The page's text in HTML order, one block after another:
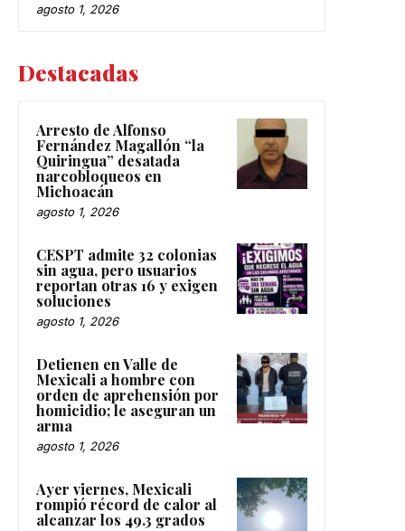
agosto 1, 2026
Destacadas
Arresto de Alfonso
Fernández Magallón “la
Quiringua” desatada
narcobloqueos en
Michoacán
agosto 1, 2026
CESPT admite 32 colonias
sin agua, pero usuarios
reportan otras 16 y exigen
soluciones
agosto 1, 2026
Detienen en Valle de
Mexicali a hombre con
orden de aprehensión por
homicidio; le aseguran un
arma
agosto 1, 2026
Ayer viernes, Mexicali
rompió récord de calor al
alcanzar los 49.3 grados